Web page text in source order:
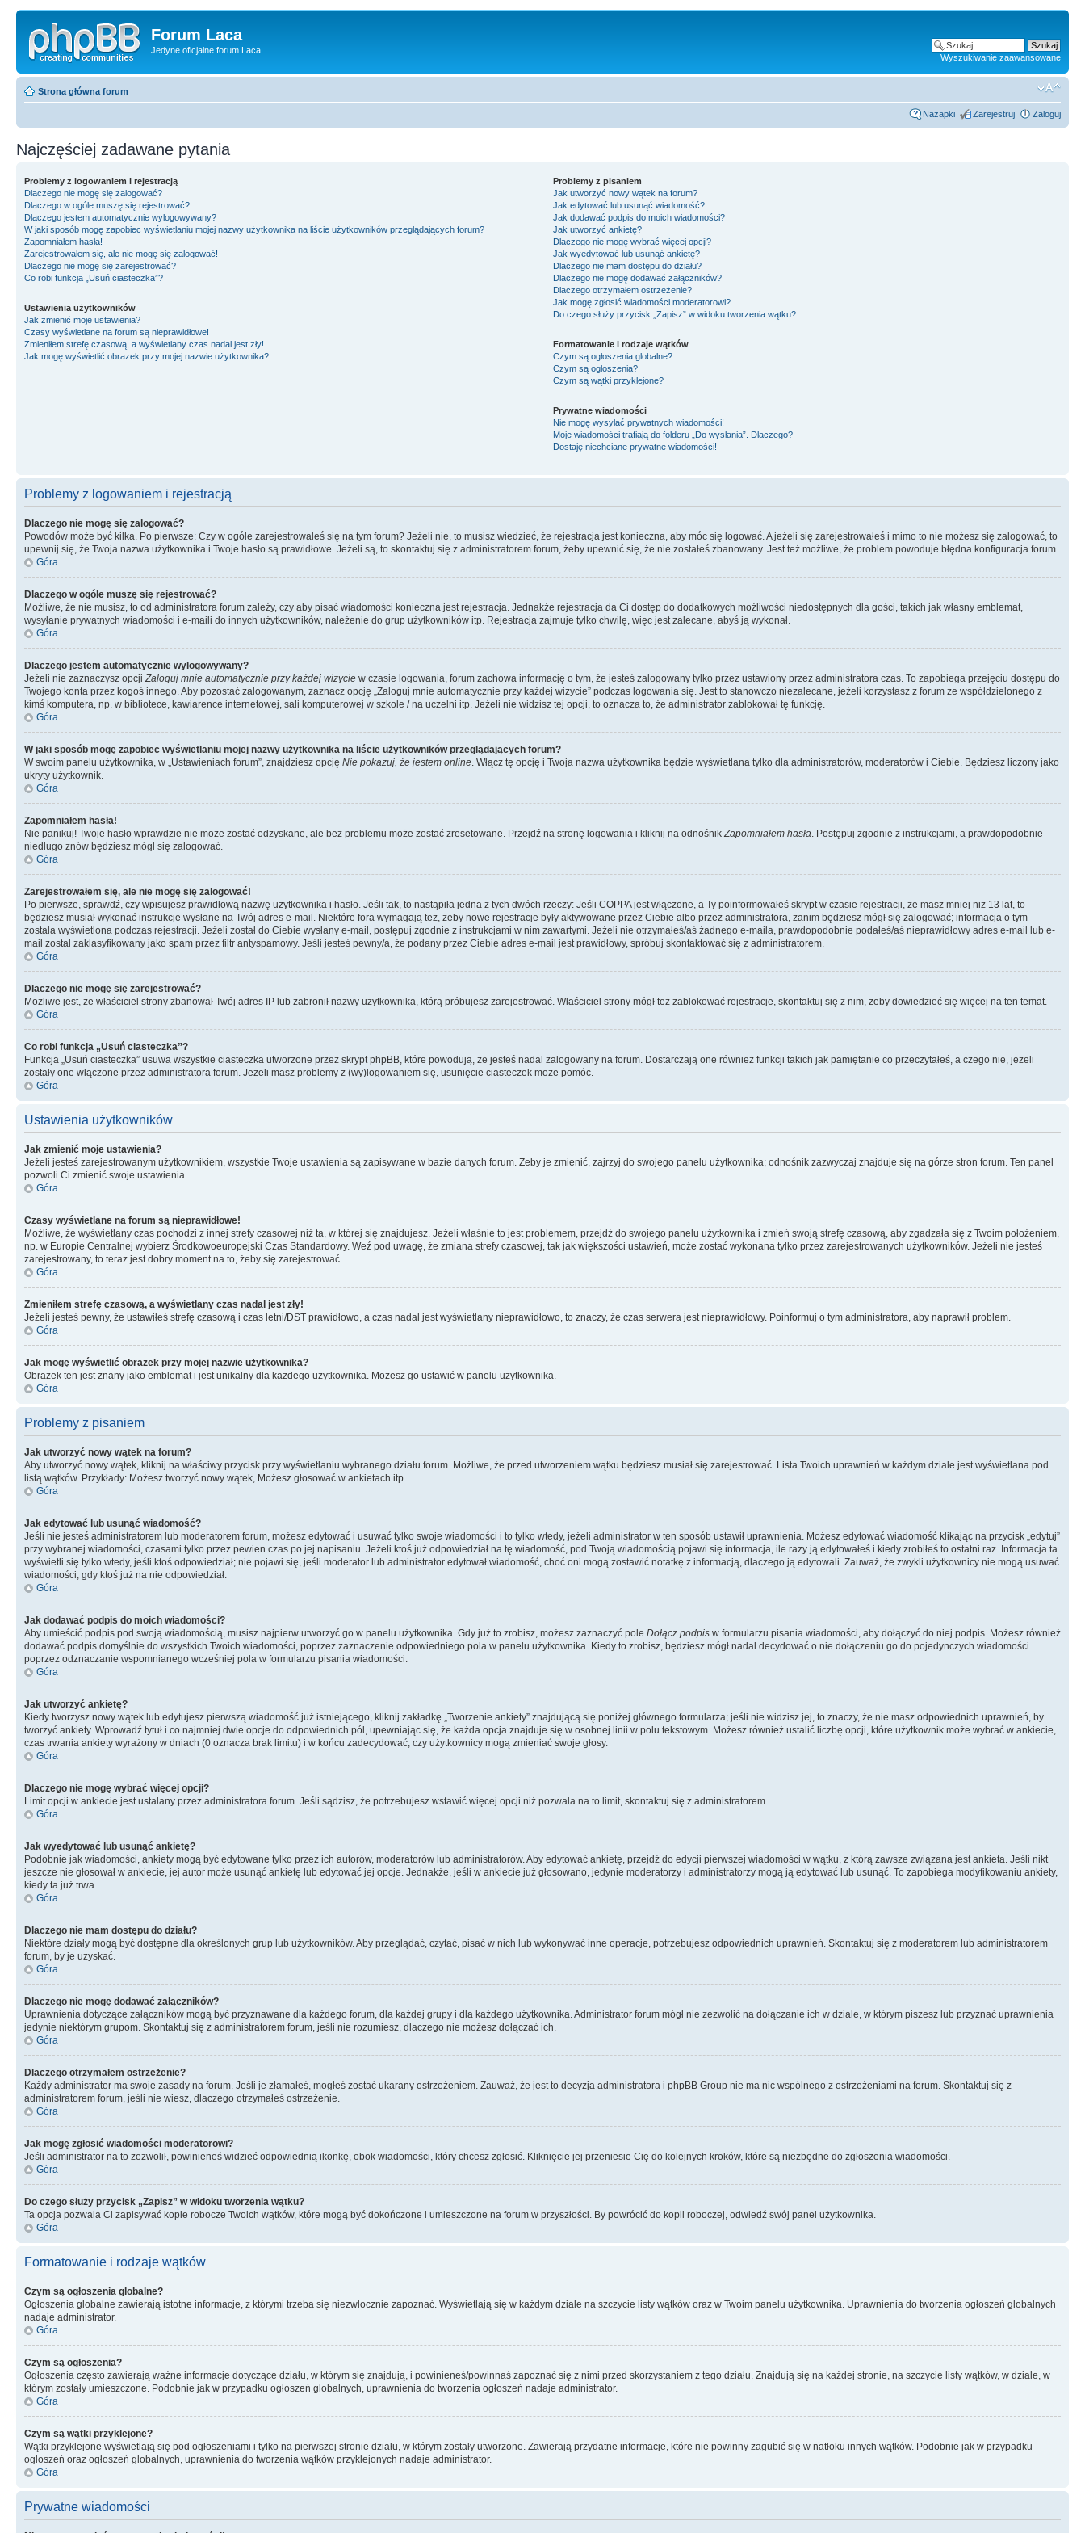
Forum Laca
Jedyne oficjalne forum Laca
Wyszukiwanie zaawansowane
Strona główna forum
Nazapki Zarejestruj Zaloguj
Najczęściej zadawane pytania
Problemy z logowaniem i rejestracją
Dlaczego nie mogę się zalogować?
Dlaczego w ogóle muszę się rejestrować?
Dlaczego jestem automatycznie wylogowywany?
W jaki sposób mogę zapobiec wyświetlaniu mojej nazwy użytkownika na liście użytkowników przeglądających forum?
Zapomniałem hasła!
Zarejestrowałem się, ale nie mogę się zalogować!
Dlaczego nie mogę się zarejestrować?
Co robi funkcja „Usuń ciasteczka”?
Ustawienia użytkowników
Jak zmienić moje ustawienia?
Czasy wyświetlane na forum są nieprawidłowe!
Zmieniłem strefę czasową, a wyświetlany czas nadal jest zły!
Jak mogę wyświetlić obrazek przy mojej nazwie użytkownika?
Problemy z pisaniem
Jak utworzyć nowy wątek na forum?
Jak edytować lub usunąć wiadomość?
Jak dodawać podpis do moich wiadomości?
Jak utworzyć ankietę?
Dlaczego nie mogę wybrać więcej opcji?
Jak wyedytować lub usunąć ankietę?
Dlaczego nie mam dostępu do działu?
Dlaczego nie mogę dodawać załączników?
Dlaczego otrzymałem ostrzeżenie?
Jak mogę zgłosić wiadomości moderatorowi?
Do czego służy przycisk „Zapisz” w widoku tworzenia wątku?
Formatowanie i rodzaje wątków
Czym są ogłoszenia globalne?
Czym są ogłoszenia?
Czym są wątki przyklejone?
Prywatne wiadomości
Nie mogę wysyłać prywatnych wiadomości!
Moje wiadomości trafiają do folderu „Do wysłania”. Dlaczego?
Dostaję niechciane prywatne wiadomości!
Problemy z logowaniem i rejestracją
Dlaczego nie mogę się zalogować?
Powodów może być kilka. Po pierwsze: Czy w ogóle zarejestrowałeś się na tym forum? Jeżeli nie, to musisz wiedzieć, że rejestracja jest konieczna, aby móc się logować. A jeżeli się zarejestrowałeś i mimo to nie możesz się zalogować, to
upewnij się, że Twoja nazwa użytkownika i Twoje hasło są prawidłowe. Jeżeli są, to skontaktuj się z administratorem forum, żeby upewnić się, że nie zostałeś zbanowany. Jest też możliwe, że problem powoduje błędna konfiguracja forum.
Góra
Dlaczego w ogóle muszę się rejestrować?
Możliwe, że nie musisz, to od administratora forum zależy, czy aby pisać wiadomości konieczna jest rejestracja. Jednakże rejestracja da Ci dostęp do dodatkowych możliwości niedostępnych dla gości, takich jak własny emblemat,
wysyłanie prywatnych wiadomości i e-maili do innych użytkowników, należenie do grup użytkowników itp. Rejestracja zajmuje tylko chwilę, więc jest zalecane, abyś ją wykonał.
Góra
Dlaczego jestem automatycznie wylogowywany?
Jeżeli nie zaznaczysz opcji Zaloguj mnie automatycznie przy każdej wizycie w czasie logowania, forum zachowa informację o tym, że jesteś zalogowany tylko przez ustawiony przez administratora czas. To zapobiega przejęciu dostępu do
Twojego konta przez kogoś innego. Aby pozostać zalogowanym, zaznacz opcję „Zaloguj mnie automatycznie przy każdej wizycie” podczas logowania się. Jest to stanowczo niezalecane, jeżeli korzystasz z forum ze współdzielonego z
kimś komputera, np. w bibliotece, kawiarence internetowej, sali komputerowej w szkole / na uczelni itp. Jeżeli nie widzisz tej opcji, to oznacza to, że administrator zablokował tę funkcję.
Góra
W jaki sposób mogę zapobiec wyświetlaniu mojej nazwy użytkownika na liście użytkowników przeglądających forum?
W swoim panelu użytkownika, w „Ustawieniach forum”, znajdziesz opcję Nie pokazuj, że jestem online . Włącz tę opcję i Twoja nazwa użytkownika będzie wyświetlana tylko dla administratorów, moderatorów i Ciebie. Będziesz liczony jako
ukryty użytkownik.
Góra
Zapomniałem hasła!
Nie panikuj! Twoje hasło wprawdzie nie może zostać odzyskane, ale bez problemu może zostać zresetowane. Przejdź na stronę logowania i kliknij na odnośnik Zapomniałem hasła . Postępuj zgodnie z instrukcjami, a prawdopodobnie
niedługo znów będziesz mógł się zalogować.
Góra
Zarejestrowałem się, ale nie mogę się zalogować!
Po pierwsze, sprawdź, czy wpisujesz prawidłową nazwę użytkownika i hasło. Jeśli tak, to nastąpiła jedna z tych dwóch rzeczy: Jeśli COPPA jest włączone, a Ty poinformowałeś skrypt w czasie rejestracji, że masz mniej niż 13 lat, to
będziesz musiał wykonać instrukcje wysłane na Twój adres e-mail. Niektóre fora wymagają też, żeby nowe rejestracje były aktywowane przez Ciebie albo przez administratora, zanim będziesz mógł się zalogować; informacja o tym
została wyświetlona podczas rejestracji. Jeżeli został do Ciebie wysłany e-mail, postępuj zgodnie z instrukcjami w nim zawartymi. Jeżeli nie otrzymałeś/aś żadnego e-maila, prawdopodobnie podałeś/aś nieprawidłowy adres e-mail lub e-
mail został zaklasyfikowany jako spam przez filtr antyspamowy. Jeśli jesteś pewny/a, że podany przez Ciebie adres e-mail jest prawidłowy, spróbuj skontaktować się z administratorem.
Góra
Dlaczego nie mogę się zarejestrować?
Możliwe jest, że właściciel strony zbanował Twój adres IP lub zabronił nazwy użytkownika, którą próbujesz zarejestrować. Właściciel strony mógł też zablokować rejestracje, skontaktuj się z nim, żeby dowiedzieć się więcej na ten temat.
Góra
Co robi funkcja „Usuń ciasteczka”?
Funkcja „Usuń ciasteczka” usuwa wszystkie ciasteczka utworzone przez skrypt phpBB, które powodują, że jesteś nadal zalogowany na forum. Dostarczają one również funkcji takich jak pamiętanie co przeczytałeś, a czego nie, jeżeli
zostały one włączone przez administratora forum. Jeżeli masz problemy z (wy)logowaniem się, usunięcie ciasteczek może pomóc.
Góra
Ustawienia użytkowników
Jak zmienić moje ustawienia?
Jeżeli jesteś zarejestrowanym użytkownikiem, wszystkie Twoje ustawienia są zapisywane w bazie danych forum. Żeby je zmienić, zajrzyj do swojego panelu użytkownika; odnośnik zazwyczaj znajduje się na górze stron forum. Ten panel
pozwoli Ci zmienić swoje ustawienia.
Góra
Czasy wyświetlane na forum są nieprawidłowe!
Możliwe, że wyświetlany czas pochodzi z innej strefy czasowej niż ta, w której się znajdujesz. Jeżeli właśnie to jest problemem, przejdź do swojego panelu użytkownika i zmień swoją strefę czasową, aby zgadzała się z Twoim położeniem,
np. w Europie Centralnej wybierz Środkowoeuropejski Czas Standardowy. Weź pod uwagę, że zmiana strefy czasowej, tak jak większości ustawień, może zostać wykonana tylko przez zarejestrowanych użytkowników. Jeżeli nie jesteś
zarejestrowany, to teraz jest dobry moment na to, żeby się zarejestrować.
Góra
Zmieniłem strefę czasową, a wyświetlany czas nadal jest zły!
Jeżeli jesteś pewny, że ustawiłeś strefę czasową i czas letni/DST prawidłowo, a czas nadal jest wyświetlany nieprawidłowo, to znaczy, że czas serwera jest nieprawidłowy. Poinformuj o tym administratora, aby naprawił problem.
Góra
Jak mogę wyświetlić obrazek przy mojej nazwie użytkownika?
Obrazek ten jest znany jako emblemat i jest unikalny dla każdego użytkownika. Możesz go ustawić w panelu użytkownika.
Góra
Problemy z pisaniem
Jak utworzyć nowy wątek na forum?
Aby utworzyć nowy wątek, kliknij na właściwy przycisk przy wyświetlaniu wybranego działu forum. Możliwe, że przed utworzeniem wątku będziesz musiał się zarejestrować. Lista Twoich uprawnień w każdym dziale jest wyświetlana pod
listą wątków. Przykłady: Możesz tworzyć nowy wątek, Możesz głosować w ankietach itp.
Góra
Jak edytować lub usunąć wiadomość?
Jeśli nie jesteś administratorem lub moderatorem forum, możesz edytować i usuwać tylko swoje wiadomości i to tylko wtedy, jeżeli administrator w ten sposób ustawił uprawnienia. Możesz edytować wiadomość klikając na przycisk „edytuj”
przy wybranej wiadomości, czasami tylko przez pewien czas po jej napisaniu. Jeżeli ktoś już odpowiedział na tę wiadomość, pod Twoją wiadomością pojawi się informacja, ile razy ją edytowałeś i kiedy zrobiłeś to ostatni raz. Informacja ta
wyświetli się tylko wtedy, jeśli ktoś odpowiedział; nie pojawi się, jeśli moderator lub administrator edytował wiadomość, choć oni mogą zostawić notatkę z informacją, dlaczego ją edytowali. Zauważ, że zwykli użytkownicy nie mogą usuwać
wiadomości, gdy ktoś już na nie odpowiedział.
Góra
Jak dodawać podpis do moich wiadomości?
Aby umieścić podpis pod swoją wiadomością, musisz najpierw utworzyć go w panelu użytkownika. Gdy już to zrobisz, możesz zaznaczyć pole Dołącz podpis w formularzu pisania wiadomości, aby dołączyć do niej podpis. Możesz również
dodawać podpis domyślnie do wszystkich Twoich wiadomości, poprzez zaznaczenie odpowiedniego pola w panelu użytkownika. Kiedy to zrobisz, będziesz mógł nadal decydować o nie dołączeniu go do pojedynczych wiadomości
poprzez odznaczanie wspomnianego wcześniej pola w formularzu pisania wiadomości.
Góra
Jak utworzyć ankietę?
Kiedy tworzysz nowy wątek lub edytujesz pierwszą wiadomość już istniejącego, kliknij zakładkę „Tworzenie ankiety” znajdującą się poniżej głównego formularza; jeśli nie widzisz jej, to znaczy, że nie masz odpowiednich uprawnień, by
tworzyć ankiety. Wprowadź tytuł i co najmniej dwie opcje do odpowiednich pól, upewniając się, że każda opcja znajduje się w osobnej linii w polu tekstowym. Możesz również ustalić liczbę opcji, które użytkownik może wybrać w ankiecie,
czas trwania ankiety wyrażony w dniach (0 oznacza brak limitu) i w końcu zadecydować, czy użytkownicy mogą zmieniać swoje głosy.
Góra
Dlaczego nie mogę wybrać więcej opcji?
Limit opcji w ankiecie jest ustalany przez administratora forum. Jeśli sądzisz, że potrzebujesz wstawić więcej opcji niż pozwala na to limit, skontaktuj się z administratorem.
Góra
Jak wyedytować lub usunąć ankietę?
Podobnie jak wiadomości, ankiety mogą być edytowane tylko przez ich autorów, moderatorów lub administratorów. Aby edytować ankietę, przejdź do edycji pierwszej wiadomości w wątku, z którą zawsze związana jest ankieta. Jeśli nikt
jeszcze nie głosował w ankiecie, jej autor może usunąć ankietę lub edytować jej opcje. Jednakże, jeśli w ankiecie już głosowano, jedynie moderatorzy i administratorzy mogą ją edytować lub usunąć. To zapobiega modyfikowaniu ankiety,
kiedy ta już trwa.
Góra
Dlaczego nie mam dostępu do działu?
Niektóre działy mogą być dostępne dla określonych grup lub użytkowników. Aby przeglądać, czytać, pisać w nich lub wykonywać inne operacje, potrzebujesz odpowiednich uprawnień. Skontaktuj się z moderatorem lub administratorem
forum, by je uzyskać.
Góra
Dlaczego nie mogę dodawać załączników?
Uprawnienia dotyczące załączników mogą być przyznawane dla każdego forum, dla każdej grupy i dla każdego użytkownika. Administrator forum mógł nie zezwolić na dołączanie ich w dziale, w którym piszesz lub przyznać uprawnienia
jedynie niektórym grupom. Skontaktuj się z administratorem forum, jeśli nie rozumiesz, dlaczego nie możesz dołączać ich.
Góra
Dlaczego otrzymałem ostrzeżenie?
Każdy administrator ma swoje zasady na forum. Jeśli je złamałeś, mogłeś zostać ukarany ostrzeżeniem. Zauważ, że jest to decyzja administratora i phpBB Group nie ma nic wspólnego z ostrzeżeniami na forum. Skontaktuj się z
administratorem forum, jeśli nie wiesz, dlaczego otrzymałeś ostrzeżenie.
Góra
Jak mogę zgłosić wiadomości moderatorowi?
Jeśli administrator na to zezwolił, powinieneś widzieć odpowiednią ikonkę, obok wiadomości, który chcesz zgłosić. Kliknięcie jej przeniesie Cię do kolejnych kroków, które są niezbędne do zgłoszenia wiadomości.
Góra
Do czego służy przycisk „Zapisz” w widoku tworzenia wątku?
Ta opcja pozwala Ci zapisywać kopie robocze Twoich wątków, które mogą być dokończone i umieszczone na forum w przyszłości. By powrócić do kopii roboczej, odwiedź swój panel użytkownika.
Góra
Formatowanie i rodzaje wątków
Czym są ogłoszenia globalne?
Ogłoszenia globalne zawierają istotne informacje, z którymi trzeba się niezwłocznie zapoznać. Wyświetlają się w każdym dziale na szczycie listy wątków oraz w Twoim panelu użytkownika. Uprawnienia do tworzenia ogłoszeń globalnych
nadaje administrator.
Góra
Czym są ogłoszenia?
Ogłoszenia często zawierają ważne informacje dotyczące działu, w którym się znajdują, i powinieneś/powinnaś zapoznać się z nimi przed skorzystaniem z tego działu. Znajdują się na każdej stronie, na szczycie listy wątków, w dziale, w
którym zostały umieszczone. Podobnie jak w przypadku ogłoszeń globalnych, uprawnienia do tworzenia ogłoszeń nadaje administrator.
Góra
Czym są wątki przyklejone?
Wątki przyklejone wyświetlają się pod ogłoszeniami i tylko na pierwszej stronie działu, w którym zostały utworzone. Zawierają przydatne informacje, które nie powinny zagubić się w natłoku innych wątków. Podobnie jak w przypadku
ogłoszeń oraz ogłoszeń globalnych, uprawnienia do tworzenia wątków przyklejonych nadaje administrator.
Góra
Prywatne wiadomości